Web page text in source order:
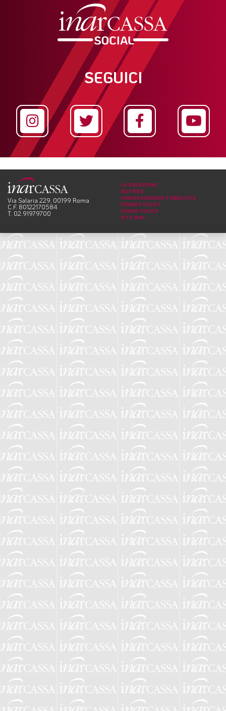
SEGUICI
Via Salaria 229, 00199 Roma
C.F. 80122170584
T. 02.91979700
LA REDAZIONE
EDITRICE
CONCESSIONARIO PUBBLICITÀ
PRIVACY POLICY
COOKIE POLICY
SITE MAP